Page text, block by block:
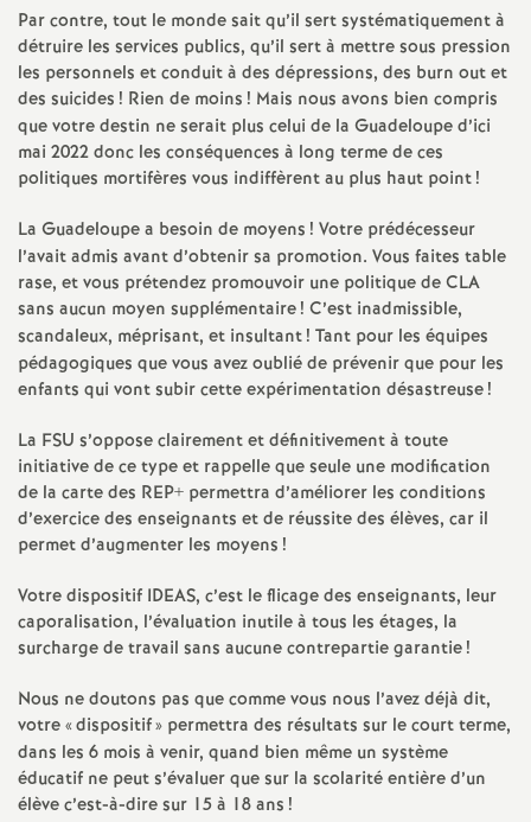
d
d
e
g
r
é
O
r
l
é
a
n
s
Par contre, tout le monde sait qu’il sert systématiquement à
détruire les services publics, qu’il sert à mettre sous pression
les personnels et conduit à des dépressions, des burn out et
des suicides ! Rien de moins ! Mais nous avons bien compris
que votre destin ne serait plus celui de la Guadeloupe d’ici
mai 2022 donc les conséquences à long terme de ces
politiques mortifères vous indiffèrent au plus haut point!
La Guadeloupe a besoin de moyens ! Votre prédécesseur
l’avait admis avant d’obtenir sa promotion. Vous faites table
rase, et vous prétendez promouvoir une politique de CLA
sans aucun moyen supplémentaire! C’est inadmissible,
scandaleux, méprisant, et insultant! Tant pour les équipes
pédagogiques que vous avez oublié de prévenir que pour les
enfants qui vont subir cette expérimentation désastreuse!
La FSU s’oppose clairement et définitivement à toute
initiative de ce type et rappelle que seule une modification
de la carte des REP+ permettra d’améliorer les conditions
d’exercice des enseignants et de réussite des élèves, car il
permet d’augmenter les moyens !
Votre dispositif IDEAS, c’est le flicage des enseignants, leur
caporalisation, l’évaluation inutile à tous les étages, la
surcharge de travail sans aucune contrepartie garantie!
Nous ne doutons pas que comme vous nous l’avez déjà dit,
votre «dispositif» permettra des résultats sur le court terme,
dans les 6 mois à venir, quand bien même un système
éducatif ne peut s’évaluer que sur la scolarité entière d’un
élève c’est-à-dire sur 15 à 18 ans !